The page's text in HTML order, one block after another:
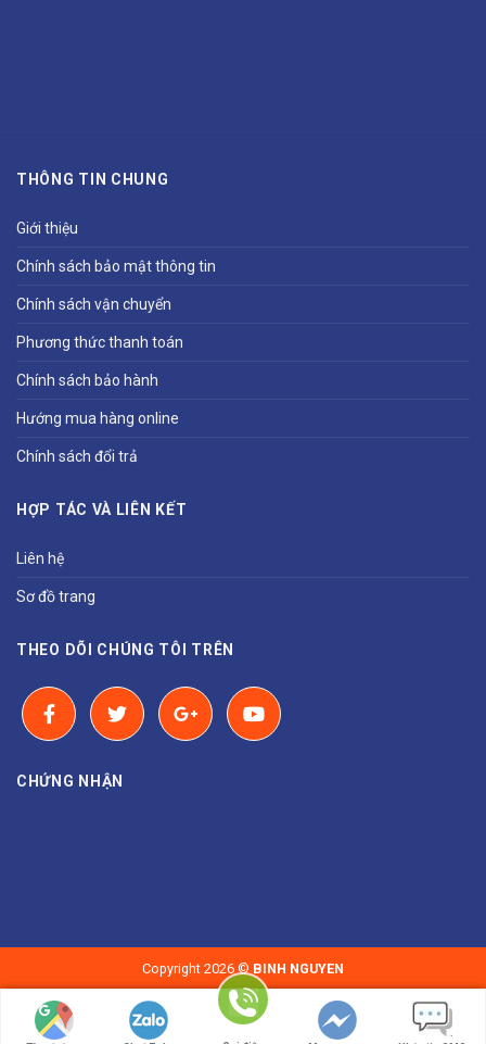
THÔNG TIN CHUNG
Giới thiệu
Chính sách bảo mật thông tin
Chính sách vận chuyển
Phương thức thanh toán
Chính sách bảo hành
Hướng mua hàng online
Chính sách đổi trả
HỢP TÁC VÀ LIÊN KẾT
Liên hệ
Sơ đồ trang
THEO DÕI CHÚNG TÔI TRÊN
CHỨNG NHẬN
Copyright 2026 © BINH NGUYEN